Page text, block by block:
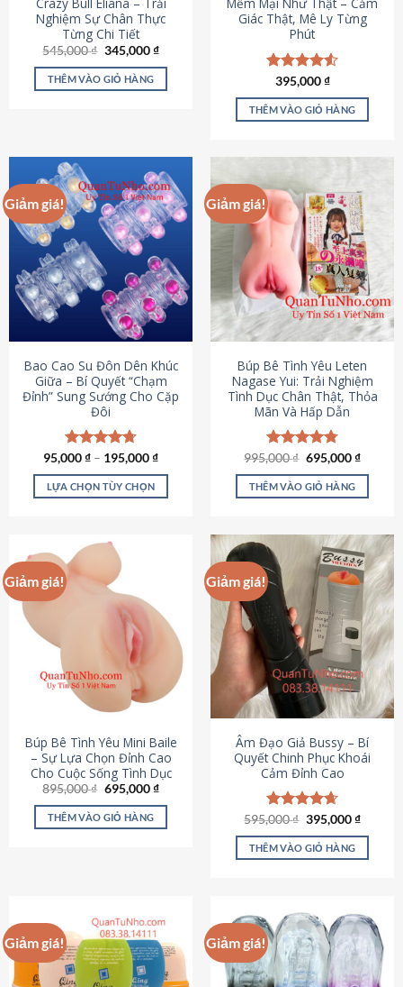
Crazy Bull Eliana – Trải
Nghiệm Sự Chân Thực
Từng Chi Tiết
545,000₫ Giá
là:
545,000 ₫.
345,000₫Giá
tại
THÊM VÀO GIỎ HÀNG
Mềm Mại Như Thật – Cảm
Giác Thật, Mê Ly Từng
Phút
Được xếp
hạng4.53
5 sao
395,000₫
THÊM VÀO GIỎ HÀNG
Giảm giá!
Bao Cao Su Đôn Dên Khúc
Giữa – Bí Quyết “Chạm
Đỉnh” Sung Sướng Cho Cặp
Đôi
Được xếp
hạng4.70
5 sao
95,000₫ – 195,000₫
LỰA CHỌN TÙY CHỌN
này
nhiều
biến
thể.
chọn
thể
chọn
trên
trang
sản
phẩm
Giảm giá!
Búp Bê Tình Yêu Leten
Nagase Yui: Trải Nghiệm
Tình Dục Chân Thật, Thỏa
Mãn Và Hấp Dẫn
Được xếp
hạng4.80
5 sao
995,000₫ Giá
là:
995,000 ₫.
695,000₫Giá
tại
THÊM VÀO GIỎ HÀNG
Giảm giá!
Búp Bê Tình Yêu Mini Baile
– Sự Lựa Chọn Đỉnh Cao
Cho Cuộc Sống Tình Dục
895,000₫ Giá
là:
895,000 ₫.
695,000₫Giá
tại
THÊM VÀO GIỎ HÀNG
Giảm giá!
Âm Đạo Giả Bussy – Bí
Quyết Chinh Phục Khoái
Cảm Đỉnh Cao
Được xếp
hạng4.64
5 sao
595,000₫ Giá
là:
595,000 ₫.
395,000₫Giá
tại
THÊM VÀO GIỎ HÀNG
Giảm giá! Giảm giá!